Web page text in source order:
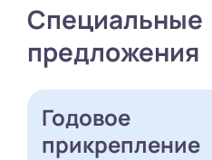
Специальные
предложения
Годовое
прикрепление